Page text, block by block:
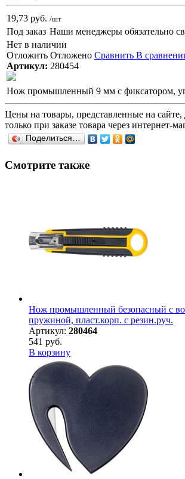
19,73 руб. /шт
Под заказ Наши менеджеры обязательно
Нет в наличии
Отложить Отложено Сравнить В
Артикул: 280454
Нож промышленный 9 мм с фиксатором,
Цены на товары, представленные на сайте,
только при заказе товара через интернет-
Поделиться…
Смотрите также
Нож промышленный безопасный с
пружиной, пласт.корп. с резин.руч.
Артикул: 280464
541 руб.
В корзину